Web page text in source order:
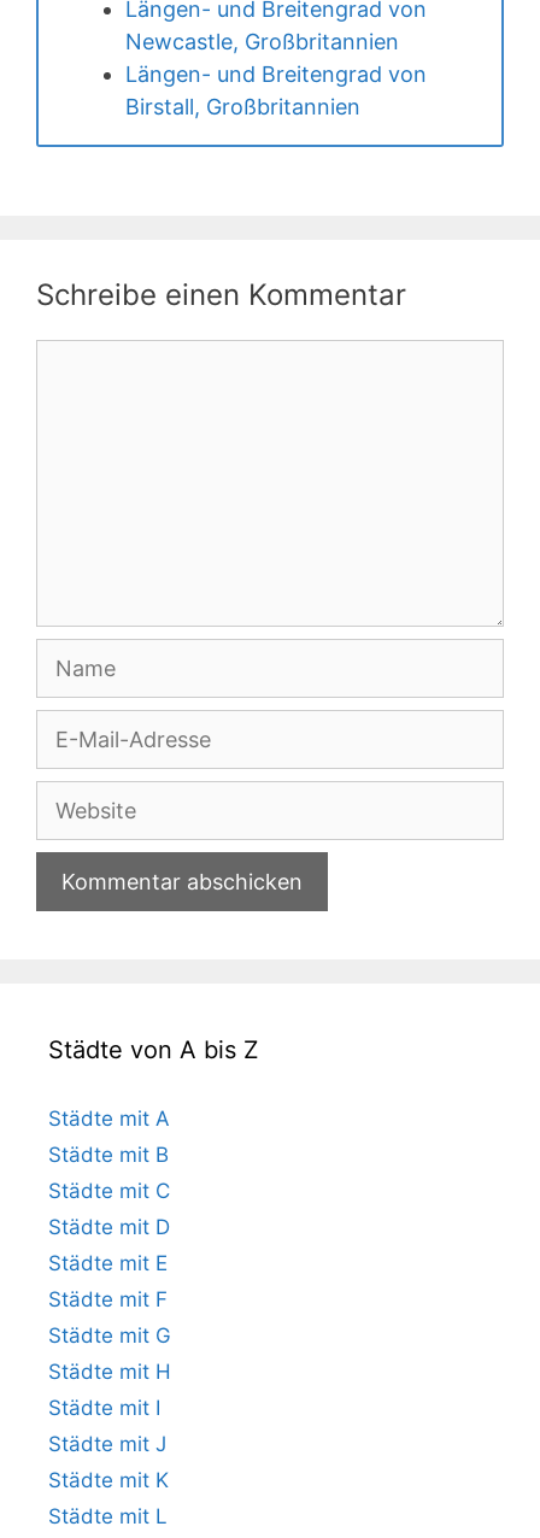
Längen- und Breitengrad von
Newcastle, Großbritannien
Längen- und Breitengrad von
Birstall, Großbritannien
Schreibe einen Kommentar
Adresse
Website
Städte von A bis Z
Städte mit A
Städte mit B
Städte mit C
Städte mit D
Städte mit E
Städte mit F
Städte mit G
Städte mit H
Städte mit I
Städte mit J
Städte mit K
Städte mit L